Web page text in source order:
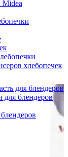
хлебопечек
для блендеров
для блендеров